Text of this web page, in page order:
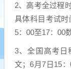
2、高考全过程
具体科目考试时
5：00至17：00
3、全国高考日
文；6月7日15